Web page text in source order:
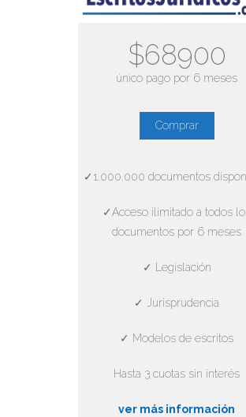
$68900
único pago por 6 meses
Comprar
✓1.000.000 documentos
✓Acceso ilimitado a todos
documentos por 6 meses
✓ Legislación
✓ Jurisprudencia
✓ Modelos de escritos
Hasta 3 cuotas sin interés
ver más información